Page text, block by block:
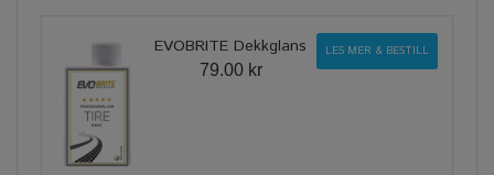
EVOBRITE Dekkglans
79.00 kr
LES MER & BESTILL